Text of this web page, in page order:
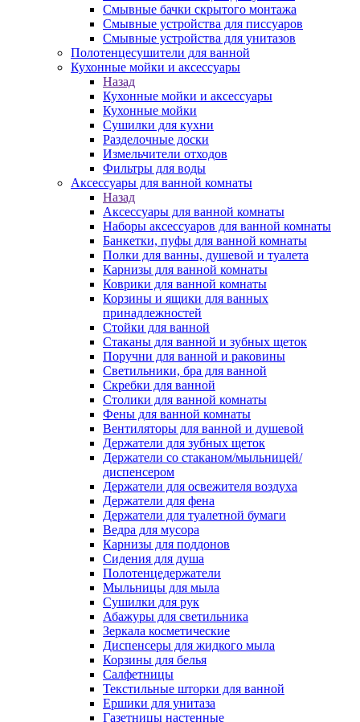
Смывные бачки скрытого монтажа
Смывные устройства для писсуаров
Смывные устройства для унитазов
Полотенцесушители для ванной
Кухонные мойки и аксессуары
Назад
Кухонные мойки и аксессуары
Кухонные мойки
Сушилки для кухни
Разделочные доски
Измельчители отходов
Фильтры для воды
Аксессуары для ванной комнаты
Назад
Аксессуары для ванной комнаты
Наборы аксессуаров для ванной комнаты
Банкетки, пуфы для ванной комнаты
Полки для ванны, душевой и туалета
Карнизы для ванной комнаты
Коврики для ванной комнаты
Корзины и ящики для ванных
принадлежностей
Стойки для ванной
Стаканы для ванной и зубных щеток
Поручни для ванной и раковины
Светильники, бра для ванной
Скребки для ванной
Столики для ванной комнаты
Фены для ванной комнаты
Вентиляторы для ванной и душевой
Держатели для зубных щеток
Держатели со стаканом/мыльницей/
диспенсером
Держатели для освежителя воздуха
Держатели для фена
Держатели для туалетной бумаги
Ведра для мусора
Карнизы для поддонов
Сидения для душа
Полотенцедержатели
Мыльницы для мыла
Сушилки для рук
Абажуры для светильника
Зеркала косметические
Диспенсеры для жидкого мыла
Корзины для белья
Салфетницы
Текстильные шторки для ванной
Ершики для унитаза
Газетницы настенные